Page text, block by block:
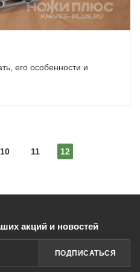
его особенности и
10 11 12
акций и новостей
ПОДПИСАТЬСЯ